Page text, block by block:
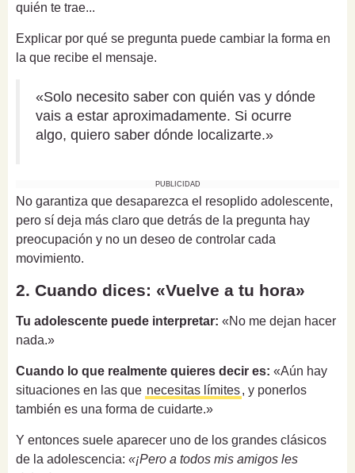
quién te trae...
Explicar por qué se pregunta puede cambiar la forma en
la que recibe el mensaje.
«Solo necesito saber con quién vas y dónde
vais a estar aproximadamente. Si ocurre
algo, quiero saber dónde localizarte.»
PUBLICIDAD
No garantiza que desaparezca el resoplido adolescente,
pero sí deja más claro que detrás de la pregunta hay
preocupación y no un deseo de controlar cada
movimiento.
2. Cuando dices: «Vuelve a tu hora»
Tu adolescente puede interpretar: «No me dejan hacer
nada.»
Cuando lo que realmente quieres decir es: «Aún hay
situaciones en las que necesitas límites, y ponerlos
también es una forma de cuidarte.»
Y entonces suele aparecer uno de los grandes clásicos
de la adolescencia: «¡Pero a todos mis amigos les